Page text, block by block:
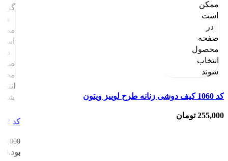
ممکن
است
در
صفحه
محصول
انتخاب
شوند
کد 1060 کیف دوشی زنانه طرح لوییز ویتون
255,000 تومان
ها
در
کد 1092 کیف دستی دوشی طرح مارک
بود.